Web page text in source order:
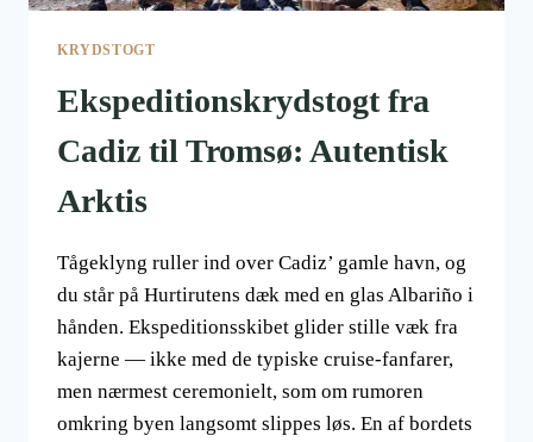
KRYDSTOGT
Ekspeditionskrydstogt fra
Cadiz til Tromsø: Autentisk
Arktis
Tågeklyng ruller ind over Cadiz’ gamle havn, og
du står på Hurtirutens dæk med en glas Albariño i
hånden. Ekspeditionsskibet glider stille væk fra
kajerne — ikke med de typiske cruise-fanfarer,
men nærmest ceremonielt, som om rumoren
omkring byen langsomt slippes løs. En af bordets